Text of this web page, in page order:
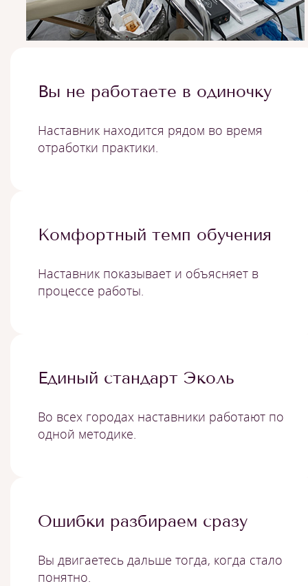
Вы не работаете в одиночку
Наставник находится рядом во время
отработки практики.
Комфортный темп обучения
Наставник показывает и объясняет в
процессе работы.
Единый стандарт Эколь
Во всех городах наставники работают по
одной методике.
Ошибки разбираем сразу
Вы двигаетесь дальше тогда, когда стало
понятно.